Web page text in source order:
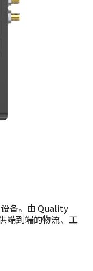
备。由 Quality
端到端的物流、工